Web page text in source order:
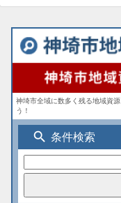
神埼市全域に数多く残る地域資
う！
search 条件検索